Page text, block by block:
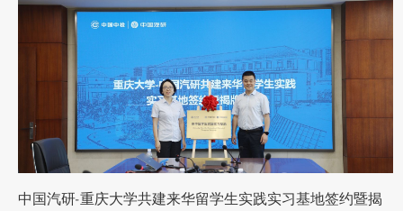
中国汽研-重庆大学共建来华留学生实践实习基地签约暨揭